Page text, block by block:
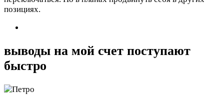
позициях.
выводы на мой счет поступают
быстро